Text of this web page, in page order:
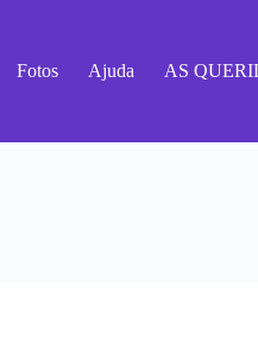
Fotos Ajuda AS